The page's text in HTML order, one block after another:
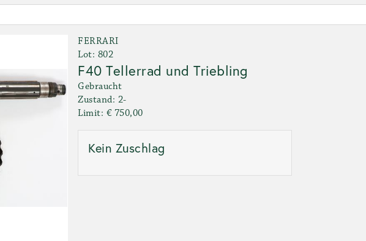
FERRARI
Lot: 802
F40 Tellerrad und Triebling
Gebraucht
Zustand: 2-
Limit: € 750,00
Kein Zuschlag